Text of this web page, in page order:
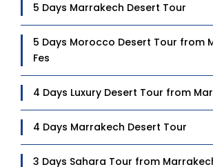
5 Days Marrakech Desert Tour
5 Days Morocco Desert Tour from
Fes
4 Days Luxury Desert Tour from
4 Days Marrakech Desert Tour
3 Days Sahara Tour from